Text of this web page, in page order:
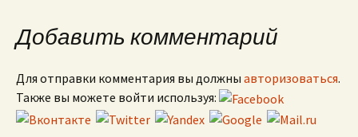
Добавить комментарий
Для отправки комментария вы должны авторизоваться.
Также вы можете войти используя: